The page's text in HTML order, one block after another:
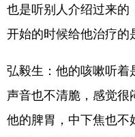
也是听别人介绍过来的
开始的时候给他治疗的
弘毅生：他的咳嗽听着
声音也不清脆，感觉
他的脾胃，中下焦也不